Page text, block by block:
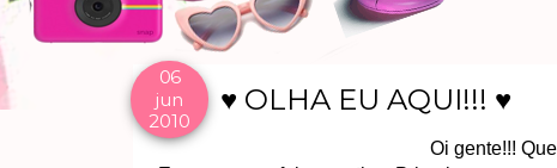
06
jun
2010
♥ OLHA EU AQUI!!! ♥
Oi gente!!!